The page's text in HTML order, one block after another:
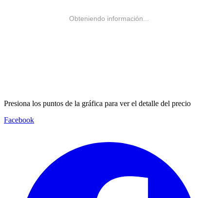
Obteniendo información...
Presiona los puntos de la gráfica para ver el detalle del precio
Facebook